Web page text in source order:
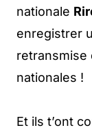
nationale
enregistrer
retransmise
nationales !
Et ils t’ont